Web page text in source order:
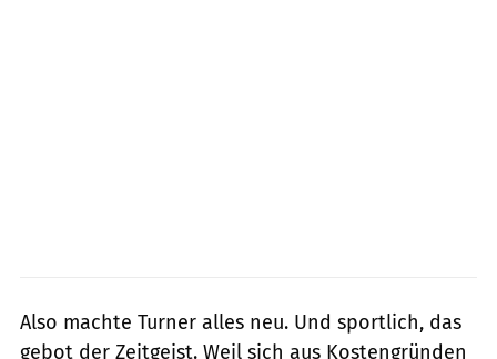
Also machte Turner alles neu. Und sportlich, das
gebot der Zeitgeist. Weil sich aus Kostengründen